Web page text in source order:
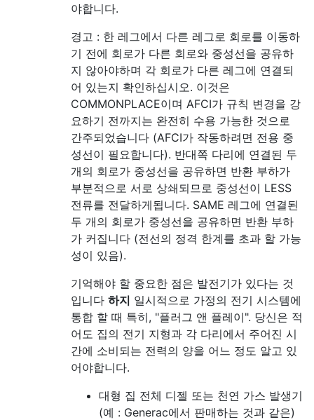
야합니다.
경고 : 한 레그에서 다른 레그로 회로를 이동하
기 전에 회로가 ​​다른 회로와 중성선을 공유하
지 않아야하며 각 회로가 다른 레그에 연결되
어 있는지 확인하십시오. 이것은
COMMONPLACE이며 AFCI가 규칙 변경을 강
요하기 전까지는 완전히 수용 가능한 것으로
간주되었습니다 (AFCI가 작동하려면 전용 중
성선이 필요합니다). 반대쪽 다리에 연결된 두
개의 회로가 중성선을 공유하면 반환 부하가
부분적으로 서로 상쇄되므로 중성선이 LESS
전류를 전달하게됩니다. SAME 레그에 연결된
두 개의 회로가 중성선을 공유하면 반환 부하
가 커집니다 (전선의 정격 한계를 초과 할 가능
성이 있음).
기억해야 할 중요한 점은 발전기가 있다는 것
입니다 하지 일시적으로 가정의 전기 시스템에
통합 할 때 특히, "플러그 앤 플레이". 당신은 적
어도 집의 전기 지형과 각 다리에서 주어진 시
간에 소비되는 전력의 양을 어느 정도 알고 있
어야합니다.
대형 집 전체 디젤 또는 천연 가스 발생기
(예 : Generac에서 판매하는 것과 같은)